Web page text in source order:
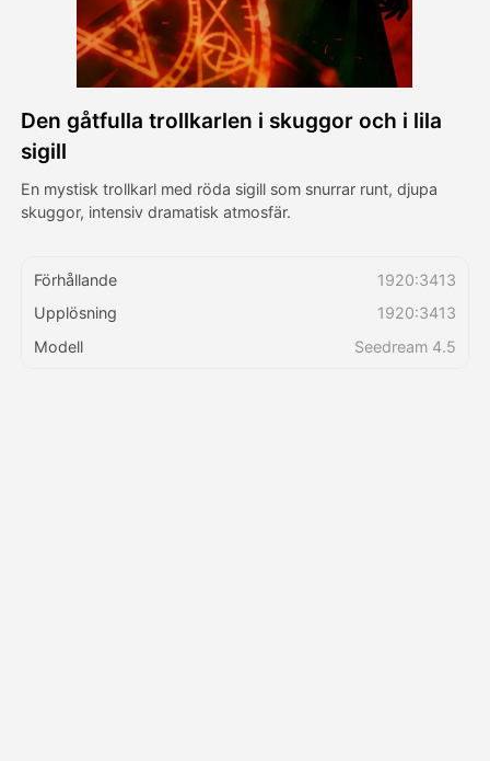
Visa alla mallar
Galleri
Blogg
Priser
Den gåtfulla trollkarlen i skuggor och i lila
sigill
En mystisk trollkarl med röda sigill som snurrar runt, djupa
skuggor, intensiv dramatisk atmosfär.
Förhållande
1920:3413
Upplösning
1920:3413
Modell
Seedream 4.5